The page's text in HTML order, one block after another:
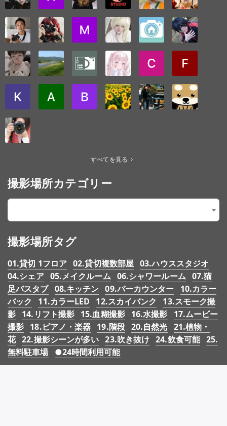
すべてを見る
撮影場所カテゴリー
×
撮影場所タグ
01.貸切 1フロア 02.貸切複数部屋 03.ハウススタジオ
04.シェア 05.メイクルーム 06.シャワールーム 07.猫
足バスタブ 08.キッチン 09.バーカウンター
10.カラー
バック
11.カラーLED 12.スカイバンク
13.スモーク撮
影 14.リフト撮影 15.血糊撮影 16.水撮影
17.ムービー
撮影 18.ピアノ・楽器 19.階段 20.自然光 21.植物・
花 22.撮影シーンが多い 23.吹き抜け 24.飲食可能 25.
無料駐車場
●24時間利用可能